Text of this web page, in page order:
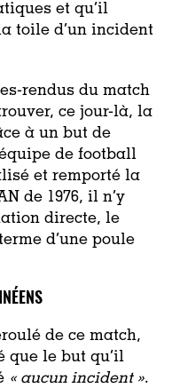
et qu’il
toile d’un incident
rendus du match
ce jour-là, la
à un but de
de football
et remporté la
de 1976, il n’y
directe, le
d’une poule
de ce match,
que le but qu’il
« aucun incident ».